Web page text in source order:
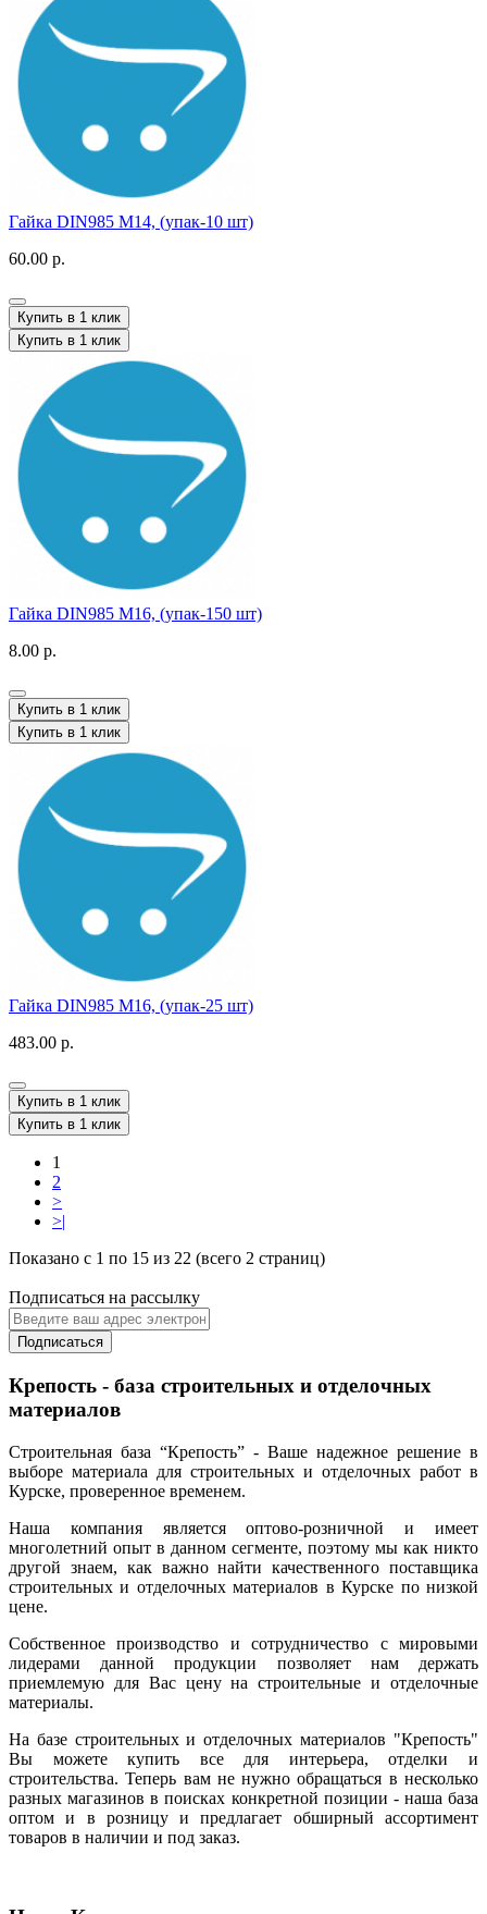
Гайка DIN985 M14, (упак-10 шт)
60.00 р.
Купить в 1 клик
Купить в 1 клик
Гайка DIN985 M16, (упак-150 шт)
8.00 р.
Купить в 1 клик
Купить в 1 клик
Гайка DIN985 M16, (упак-25 шт)
483.00 р.
Купить в 1 клик
Купить в 1 клик
1
2
>
>|
Показано с 1 по 15 из 22 (всего 2 страниц)
Подписаться на рассылку
Подписаться
Крепость - база строительных и отделочных
материалов
Строительная база “Крепость” - Ваше надежное решение в
выборе материала для строительных и отделочных работ в
Курске, проверенное временем.
Наша компания является оптово-розничной и имеет
многолетний опыт в данном сегменте, поэтому мы как никто
другой знаем, как важно найти качественного поставщика
строительных и отделочных материалов в Курске по низкой
цене.
Собственное производство и сотрудничество с мировыми
лидерами данной продукции позволяет нам держать
приемлемую для Вас цену на строительные и отделочные
материалы.
На базе строительных и отделочных материалов "Крепость"
Вы можете купить все для интерьера, отделки и
строительства. Теперь вам не нужно обращаться в несколько
разных магазинов в поисках конкретной позиции - наша база
оптом и в розницу и предлагает обширный ассортимент
товаров в наличии и под заказ.